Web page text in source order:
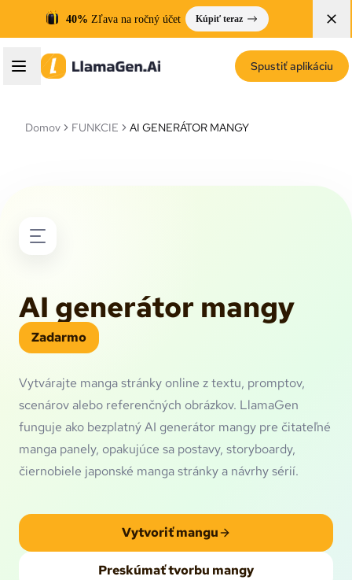
40% Zľava na ročný účet Kúpiť teraz
Spustiť aplikáciu
Domov FUNKCIE AI GENERÁTOR MANGY
AI generátor mangy
Zadarmo
Vytvárajte manga stránky online z textu, promptov,
scenárov alebo referenčných obrázkov. LlamaGen
funguje ako bezplatný AI generátor mangy pre čitateľné
manga panely, opakujúce sa postavy, storyboardy,
čiernobiele japonské manga stránky a návrhy sérií.
Vytvoriť mangu
Preskúmať tvorbu mangy